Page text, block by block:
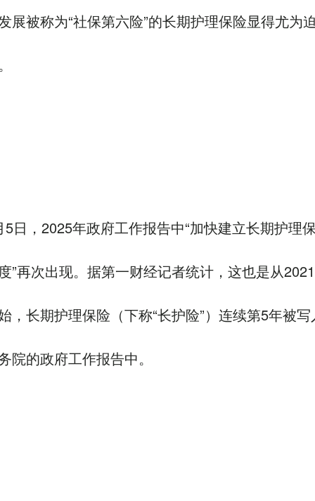
展被称为“社保第六险”的长期护理保险显得尤为
5日，2025年政府工作报告中“加快建立长期护理
”再次出现。据第一财经记者统计，这也是从
，长期护理保险（下称“长护险”）连续第5年被写
院的政府工作报告中。